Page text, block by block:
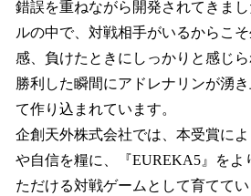
錯誤を重ねながら開発されてきま
ルの中で、対戦相手がいるからこ
感、負けたときにしっかりと感じ
勝利した瞬間にアドレナリンが湧
て作り込まれています。
企創天外株式会社では、本受賞に
や自信を糧に、『EUREKA5』をよ
ただける対戦ゲームとして育てて